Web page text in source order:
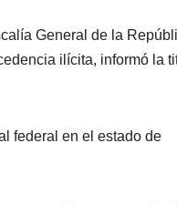
General de la
ilícita, informó la
federal en el estado de